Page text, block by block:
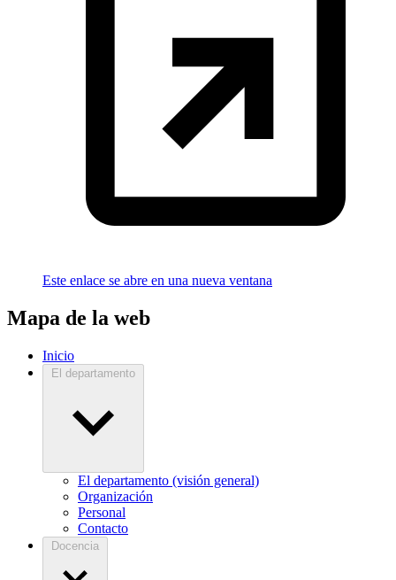
Este enlace se abre en una nueva ventana
Mapa de la web
Inicio
El departamento
El departamento (visión general)
Organización
Personal
Contacto
Docencia